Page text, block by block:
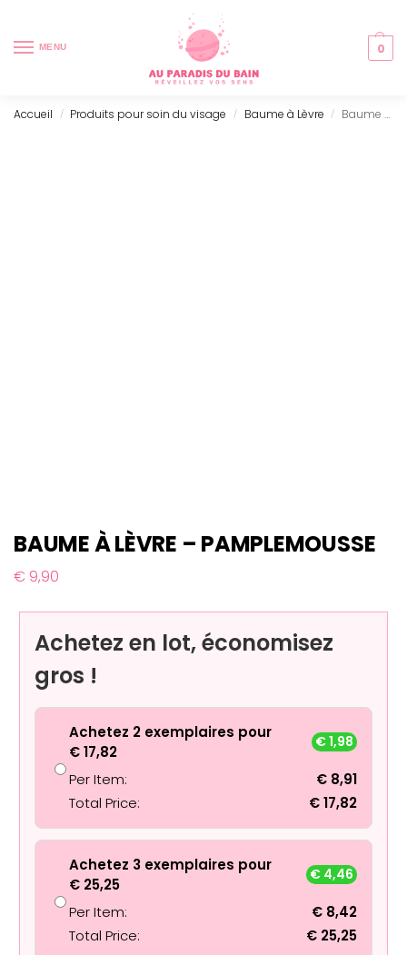
MENU 0
Accueil / Produits pour soin du visage / Baume à Lèvre / Baume à Lèvre – Pamplemousse
BAUME À LÈVRE – PAMPLEMOUSSE
€ 9,90
Achetez en lot, économisez
gros !
Achetez 2 exemplaires pour
€17,82
€1,98
Per Item: € 8,91
Total Price:
€17,82
Achetez 3 exemplaires pour
€ 25,25
€ 4,46
Per Item: € 8,42
Total Price:
€ 25,25